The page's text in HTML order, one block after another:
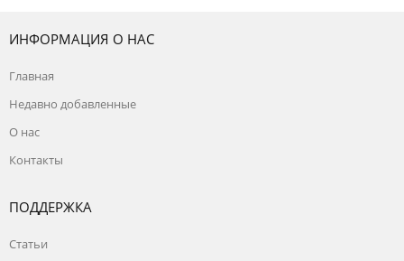
ИНФОРМАЦИЯ О НАС
Главная
Недавно добавленные
О нас
Контакты
ПОДДЕРЖКА
Статьи